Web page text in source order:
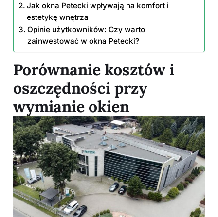
Jak okna Petecki wpływają na komfort i
estetykę wnętrza
Opinie użytkowników: Czy warto
zainwestować w okna Petecki?
Porównanie kosztów i
oszczędności przy
wymianie okien